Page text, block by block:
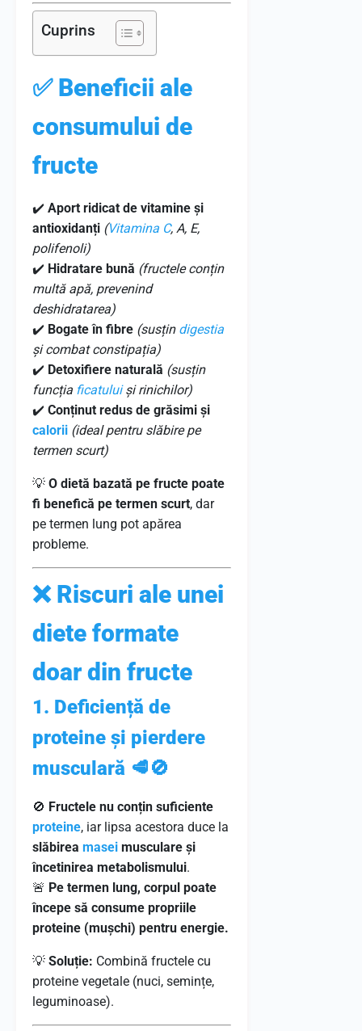
Cuprins
✅ Beneficii ale
consumului de
fructe
✔️ Aport ridicat de vitamine și
antioxidanți (Vitamina C, A, E,
polifenoli)
✔️ Hidratare bună (fructele conțin
multă apă, prevenind
deshidratarea)
✔️ Bogate în fibre (susțin digestia
și combat constipația)
✔️ Detoxifiere naturală (susțin
funcția ficatuluiși rinichilor)
✔️ Conținut redus de grăsimi și
calorii (ideal pentru slăbire pe
termen scurt)
💡 O dietă bazată pe fructe poate
fi benefică pe termen scurt, dar
pe termen lung pot apărea
probleme.
❌ Riscuri ale unei
diete formate
doar din fructe
1. Deficiență de
proteine și pierdere
musculară 🥩🚫
🚫 Fructele nu conțin suficiente
proteine, iar lipsa acestora duce la
slăbirea masei musculare și
încetinirea metabolismului.
🚨 Pe termen lung, corpul poate
începe să consume propriile
proteine (mușchi) pentru energie.
💡 Soluție: Combină fructele cu
proteine vegetale (nuci, semințe,
leguminoase).